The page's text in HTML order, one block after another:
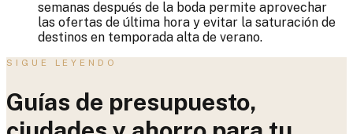
semanas después de la boda permite aprovechar
las ofertas de última hora y evitar la saturación de
destinos en temporada alta de verano.
SIGUE LEYENDO
Guías de presupuesto,